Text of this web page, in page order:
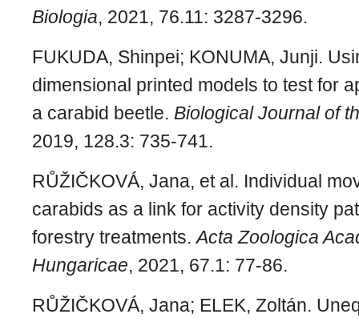
Biologia, 2021, 76.11: 3287-3296.
FUKUDA, Shinpei; KONUMA, Junji.
dimensional printed models to test for
a carabid beetle. Biological Journal of
2019, 128.3: 735-741.
RŮŽIČKOVÁ, Jana, et al. Individual
carabids as a link for activity density
forestry treatments.Acta Zoologica
Hungaricae, 2021, 67.1: 77-86.
RŮŽIČKOVÁ, Jana; ELEK, Zoltán.